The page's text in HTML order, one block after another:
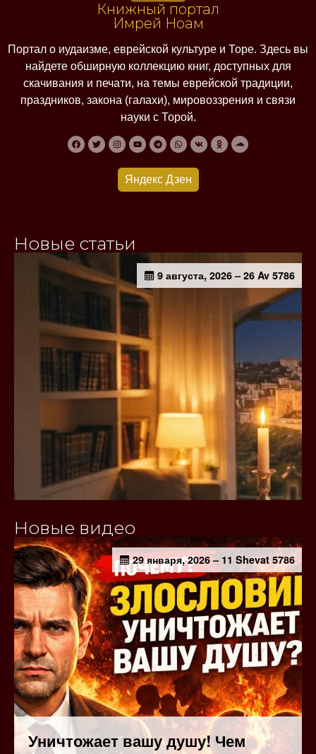
Книжный портал
Имрей Ноам
Портал о иудаизме, еврейской культуре и Торе. Здесь вы
найдете обширную коллекцию книг, доступных для
скачивания и печати, на темы еврейской традиции,
праздников, закона (галахи), мировоззрения и связи
науки с Торой.
Яндекс Дзен
Новые статьи
Новые видео